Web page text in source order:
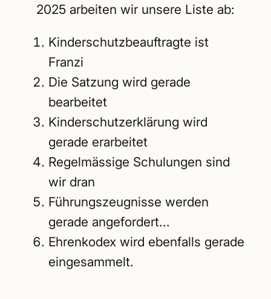
2025 arbeiten wir unsere Liste ab:
Kinderschutzbeauftragte ist
Franzi
Die Satzung wird gerade
bearbeitet
Kinderschutzerklärung wird
gerade erarbeitet
Regelmässige Schulungen sind
wir dran
Führungszeugnisse werden
gerade angefordert...
Ehrenkodex wird ebenfalls gerade
eingesammelt.